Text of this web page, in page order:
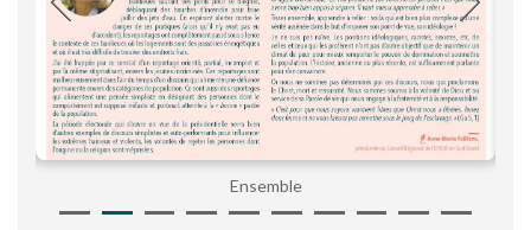
Ensemble